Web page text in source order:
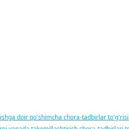
doir qo'shimcha chora-tadbirlar